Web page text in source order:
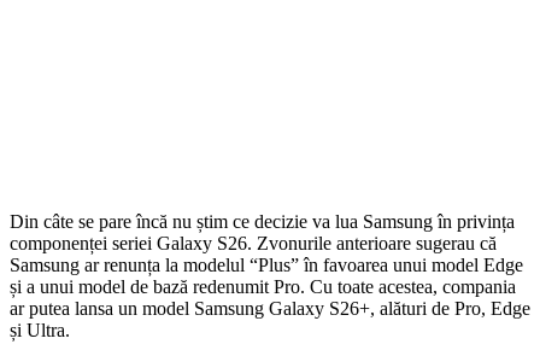
Din câte se pare încă nu știm ce decizie va lua Samsung în privința
componenței seriei Galaxy S26. Zvonurile anterioare sugerau că
Samsung ar renunța la modelul “Plus” în favoarea unui model Edge
și a unui model de bază redenumit Pro. Cu toate acestea, compania
ar putea lansa un model Samsung Galaxy S26+, alături de Pro, Edge
și Ultra.